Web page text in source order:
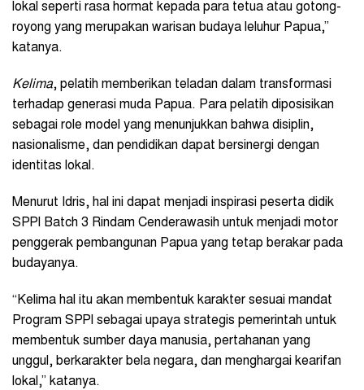
lokal seperti rasa hormat kepada para tetua atau gotong-
royong yang merupakan warisan budaya leluhur Papua,”
katanya.
Kelima, pelatih memberikan teladan dalam transformasi
terhadap generasi muda Papua. Para pelatih diposisikan
sebagai role model yang menunjukkan bahwa disiplin,
nasionalisme, dan pendidikan dapat bersinergi dengan
identitas lokal.
Menurut Idris, hal ini dapat menjadi inspirasi peserta didik
SPPI Batch 3 Rindam Cenderawasih untuk menjadi motor
penggerak pembangunan Papua yang tetap berakar pada
budayanya.
“Kelima hal itu akan membentuk karakter sesuai mandat
Program SPPI sebagai upaya strategis pemerintah untuk
membentuk sumber daya manusia, pertahanan yang
unggul, berkarakter bela negara, dan menghargai kearifan
lokal,” katanya.